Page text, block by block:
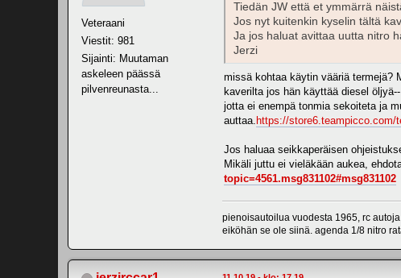
Veteraani
Viestit: 981
Sijainti: Muutaman
askeleen päässä
pilvenreunasta...
Tiedän JW että et ymmärrä
Jos nyt kuitenkin kyselin tältä
Ja jos haluat avittaa uutta nitro
Jerzi
missä kohtaa käytin vääriä termejä?
kaverilta jos hän käyttää diesel
jotta ei enempä tonmia sekoiteta ja
auttaa. https://store6.teampicco.com/
Jos haluaa seikkaperäisen
Mikäli juttu ei vieläkään aukea,
topic=4561.msg831102#msg831102
pienoisautoilua vuodesta 1965, rc
eiköhän se ole siinä. agenda 1/8 nitro